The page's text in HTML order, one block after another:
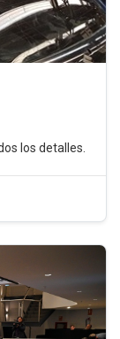
los detalles.